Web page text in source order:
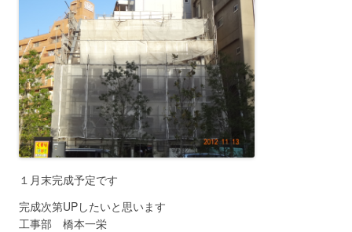
１月末完成予定です
完成次第UPしたいと思います
工事部 橋本一栄